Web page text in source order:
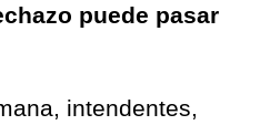
puede pasar
intendentes,